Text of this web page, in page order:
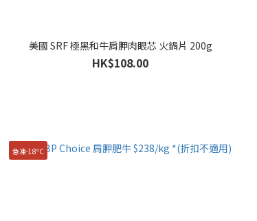
美國 SRF 極黑和牛肩胛肉眼芯 火鍋片 200g
HK$108.00
急凍-18ºC